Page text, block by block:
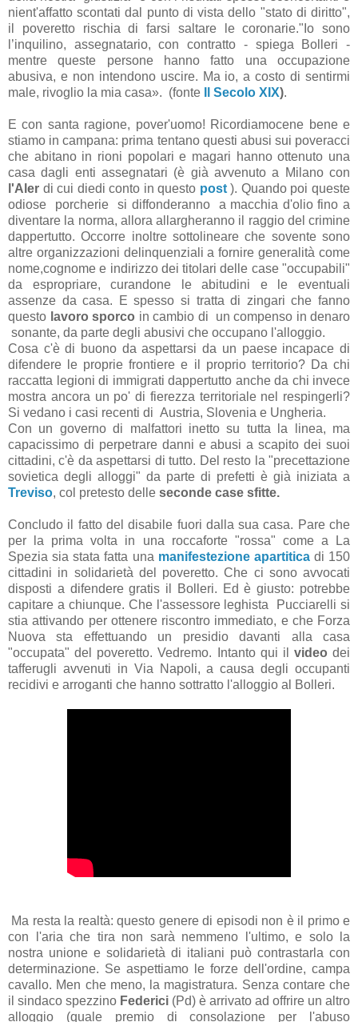
nient'affatto scontati dal punto di vista dello "stato di diritto",
il poveretto rischia di farsi saltare le coronarie."Io sono
l’inquilino, assegnatario, con contratto - spiega Bolleri -
mentre queste persone hanno fatto una occupazione
abusiva, e non intendono uscire. Ma io, a costo di sentirmi
male, rivoglio la mia casa». (fonte Il Secolo XIX).
E con santa ragione, pover'uomo! Ricordiamocene bene e
stiamo in campana: prima tentano questi abusi sui poveracci
che abitano in rioni popolari e magari hanno ottenuto una
casa dagli enti assegnatari (è già avvenuto a Milano con
l'Aler di cui diedi conto in questo post ). Quando poi queste
odiose porcherie si diffonderanno a macchia d'olio fino a
diventare la norma, allora allargheranno il raggio del crimine
dappertutto. Occorre inoltre sottolineare che sovente sono
altre organizzazioni delinquenziali a fornire generalità come
nome,cognome e indirizzo dei titolari delle case "occupabili"
da espropriare, curandone le abitudini e le eventuali
assenze da casa. E spesso si tratta di zingari che fanno
questo lavoro sporco in cambio di un compenso in denaro
sonante, da parte degli abusivi che occupano l'alloggio.
Cosa c'è di buono da aspettarsi da un paese incapace di
difendere le proprie frontiere e il proprio territorio? Da chi
raccatta legioni di immigrati dappertutto anche da chi invece
mostra ancora un po' di fierezza territoriale nel respingerli?
Si vedano i casi recenti di Austria, Slovenia e Ungheria.
Con un governo di malfattori inetto su tutta la linea, ma
capacissimo di perpetrare danni e abusi a scapito dei suoi
cittadini, c'è da aspettarsi di tutto. Del resto la "precettazione
sovietica degli alloggi" da parte di prefetti è già iniziata a
Treviso, col pretesto delle seconde case sfitte.
Concludo il fatto del disabile fuori dalla sua casa. Pare che
per la prima volta in una roccaforte "rossa" come a La
Spezia sia stata fatta una manifestezione apartiticadi 150
cittadini in solidarietà del poveretto. Che ci sono avvocati
disposti a difendere gratis il Bolleri. Ed è giusto: potrebbe
capitare a chiunque. Che l'assessore leghista Pucciarelli si
stia attivando per ottenere riscontro immediato, e che Forza
Nuova sta effettuando un presidio davanti alla casa
"occupata" del poveretto. Vedremo. Intanto qui il
video dei
tafferugli avvenuti in Via Napoli, a causa degli occupanti
recidivi e arroganti che hanno sottratto l'alloggio al Bolleri.
Ma resta la realtà: questo genere di episodi non è il primo e
con l'aria che tira non sarà nemmeno l'ultimo, e solo la
nostra unione e solidarietà di italiani può contrastarla con
determinazione. Se aspettiamo le forze dell'ordine, campa
cavallo. Men che meno, la magistratura. Senza contare che
il sindaco spezzino Federici (Pd) è arrivato ad offrire un altro
alloggio (quale premio di consolazione per l'abuso